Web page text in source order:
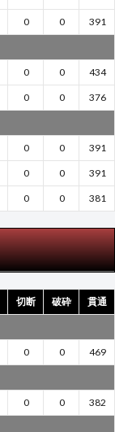
0 0 391
0 0 434
0 0 376
0 0 391
0 0 391
0 0 381
切断 破砕 貫通
0 0 469
0 0 382